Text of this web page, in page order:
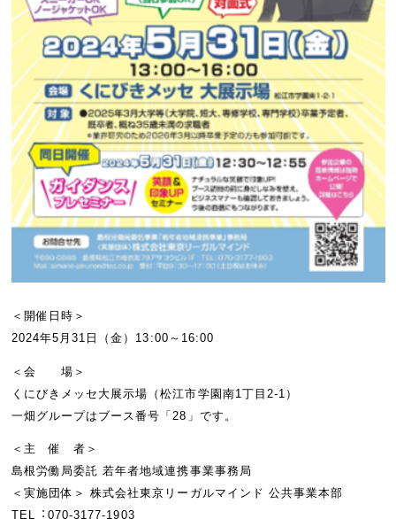
＜開催日時＞
2024年5月31日（金）13:00～16:00
＜会 場＞
くにびきメッセ大展示場（松江市学園南1丁目2-1）
一畑グループはブース番号「28」です。
＜主 催 者＞
島根労働局委託 若年者地域連携事業事務局
＜実施団体＞ 株式会社東京リーガルマインド 公共事業本部
TEL︓070-3177-1903